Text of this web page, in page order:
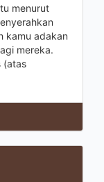
menurut
kamu adakan
mereka.
(atas